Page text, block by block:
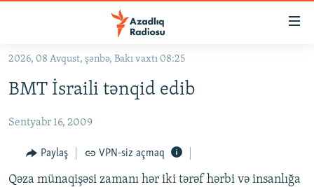
Əsas
qayıt
naviqasiyaya
Axtarışa
keç
KORRUPSIOMETR
#ƏSLINDƏ
FƏRQƏ BAX
2026, 08 Avqust, şənbə, Bakı vaxtı 08:25
BMT İsraili tənqid edib
Sentyabr 16, 2009
Paylaş VPN-siz açmaq
Qəza münaqişəsi zamanı hər iki tərəf hərbi və insanlığa